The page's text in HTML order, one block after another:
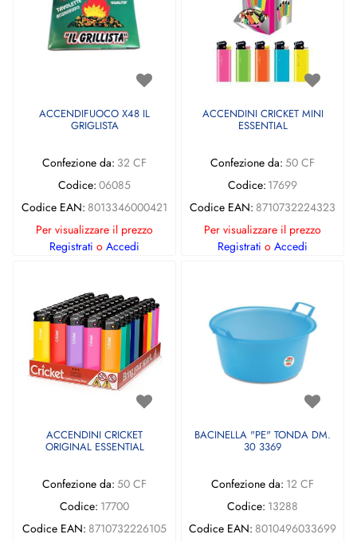
ACCENDIFUOCO X48 IL
GRIGLISTA
Confezione da: 32 CF
Codice: 06085
Codice EAN: 8013346000421
Per visualizzare il prezzo
Registrati o Accedi
ACCENDINI CRICKET MINI
ESSENTIAL
Confezione da: 50 CF
Codice: 17699
Codice EAN: 8710732224323
Per visualizzare il prezzo
Registrati o Accedi
ACCENDINI CRICKET
ORIGINAL ESSENTIAL
Confezione da: 50 CF
Codice: 17700
Codice EAN: 8710732226105
BACINELLA "PE" TONDA DM.
30 3369
Confezione da: 12 CF
Codice: 13288
Codice EAN: 8010496033699